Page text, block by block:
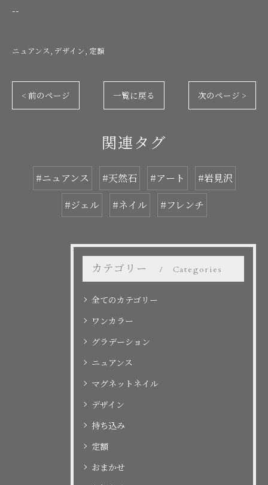
--
ニュアンス デザイン 定額
< 前のページ 一覧に戻る 次のページ >
関連タグ
#ニュアンス #天然石 #アート
#岩見沢
#ジェル
#ネイル #フレンチ
カテゴリー Categories
全てのカテゴリー
ワンカラー
グラデーション
ニュアンス
マグネットネイル
デザイン
持ち込み
定額
おまかせ